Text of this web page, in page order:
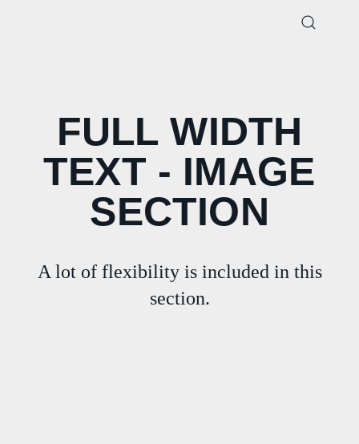
FULL WIDTH
TEXT - IMAGE
SECTION
A lot of flexibility is included in this
section.